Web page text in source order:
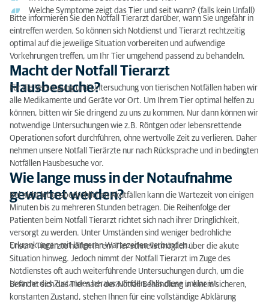
Welche Symptome zeigt das Tier und seit wann? (falls kein Unfall)
Bitte informieren Sie den Notfall Tierarzt darüber, wann Sie ungefähr in
eintreffen werden. So können sich Notdienst und Tierarzt rechtzeitig
optimal auf die jeweilige Situation vorbereiten und aufwendige
Vorkehrungen treffen, um Ihr Tier umgehend passend zu behandeln.
Macht der Notfall Tierarzt
Hausbesuche?
Für die Versorgung und Untersuchung von tierischen Notfällen haben wir
alle Medikamente und Geräte vor Ort. Um Ihrem Tier optimal helfen zu
können, bitten wir Sie dringend zu uns zu kommen. Nur dann können wir
notwendige Untersuchungen wie z.B. Röntgen oder lebensrettende
Operationen sofort durchführen, ohne wertvolle Zeit zu verlieren. Daher
nehmen unsere Notfall Tierärzte nur nach Rücksprache und in bedingten
Notfällen Hausbesuche vor.
Wie lange muss in der Notaufnahme
gewartet werden?
Bei nicht lebensbedrohlichen Akutfällen kann die Wartezeit von einigen
Minuten bis zu mehreren Stunden betragen. Die Reihenfolge der
Patienten beim Notfall Tierarzt richtet sich nach ihrer Dringlichkeit,
versorgt zu werden. Unter Umständen sind weniger bedrohliche
Erkrankungen mit längeren Wartezeiten verbunden.
Unsere Tierärzte helfen Ihrem Tier schnellstmöglich über die akute
Situation hinweg. Jedoch nimmt der Notfall Tierarzt im Zuge des
Notdienstes oft auch weiterführende Untersuchungen durch, um die
Ursache des Zustandes herauszufinden, falls diese unklar ist.
Befindet sich das Tier nach der Notfall Behandlung in einem sicheren,
konstanten Zustand, stehen Ihnen für eine vollständige Abklärung